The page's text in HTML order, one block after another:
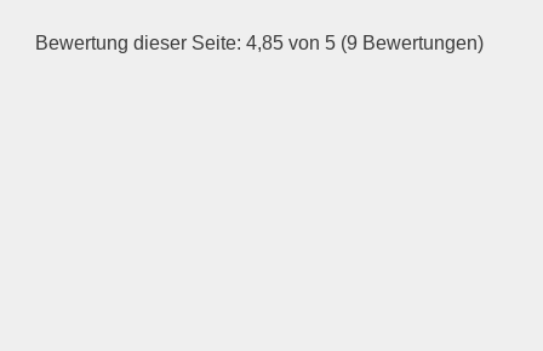
Montag
Bewertung dieser Seite: 4,85 von 5 (9 Bewertungen)